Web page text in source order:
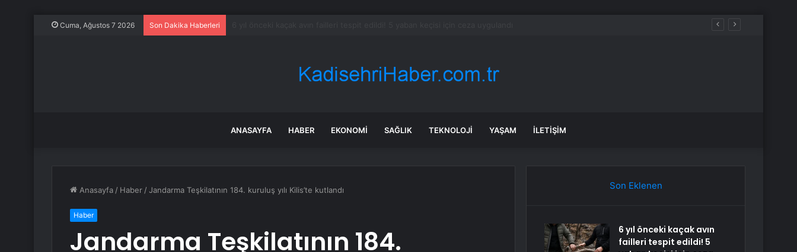
Cuma, Ağustos 7 2026 Son Dakika Haberleri
ANASAYFA HABER EKONOMI SAĞLIK TEKNOLOJI YAŞAM İLETIŞIM
Anasayfa / Haber /Jandarma Teşkilatının 184. kuruluş yılı Kilis’te kutlandı
Haber
Jandarma Teşkilatının 184.
Son Eklenen
6 yıl önceki kaçak avın
failleri tespit edildi! 5